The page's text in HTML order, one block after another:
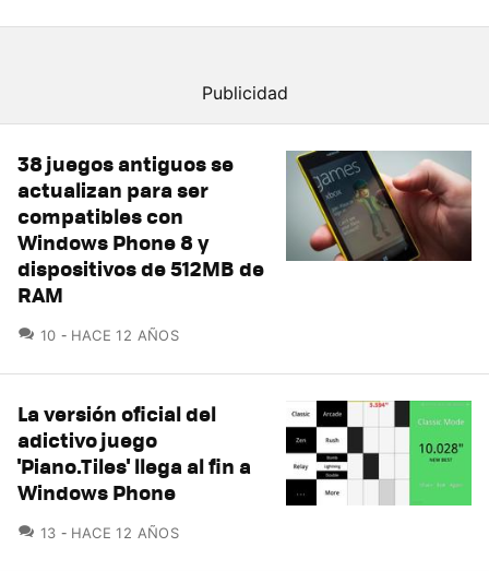
38 juegos antiguos se
actualizan para ser
compatibles con
Windows Phone 8 y
dispositivos de 512MB de
RAM
10 COMENTARIOS
HACE 12 AÑOS
La versión oficial del
adictivo juego
'Piano.Tiles' llega al fin a
Windows Phone
13 COMENTARIOS
HACE 12 AÑOS